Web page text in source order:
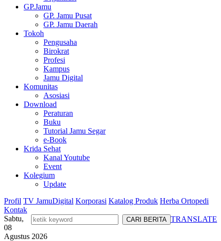
GP.Jamu
GP. Jamu Pusat
GP. Jamu Daerah
Tokoh
Pengusaha
Birokrat
Profesi
Kampus
Jamu Digital
Komunitas
Asosiasi
Download
Peraturan
Buku
Tutorial Jamu Segar
e-Book
Krida Sehat
Kanal Youtube
Event
Kolegium
Update
Profil TV JamuDigital Korporasi Katalog Produk Herba Ortopedi
Kontak
TRANSLATE
Sabtu,
08
Agustus 2026